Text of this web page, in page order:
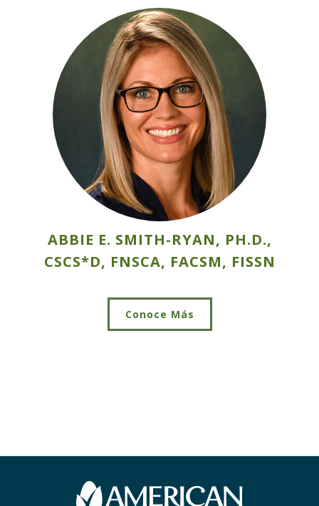
ABBIE E. SMITH-RYAN, PH.D.,
CSCS*D, FNSCA, FACSM, FISSN
Conoce Más